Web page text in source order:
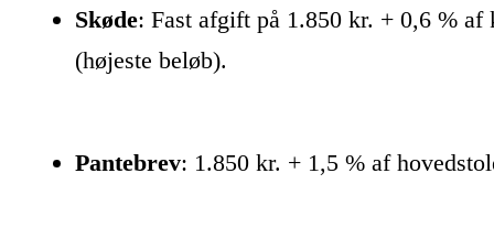
Skøde: Fast afgift på 1.850 kr. + 0,6 %
(højeste beløb).
Pantebrev: 1.850 kr. + 1,5 % af